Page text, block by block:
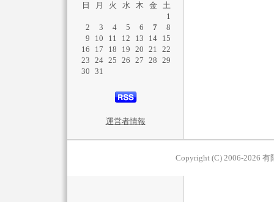
日
2
9
16
23
30
月
3
10
17
24
31
火
4
11
18
25
水
5
12
19
26
木
6
13
20
27
金
7
14
21
28
土
1
8
15
22
29
運営者情報
Copyright (C) 2006-2026